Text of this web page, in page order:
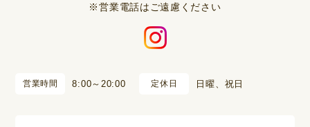
※営業電話はご遠慮ください
営業時間 8:00～20:00 定休日 日曜、祝日